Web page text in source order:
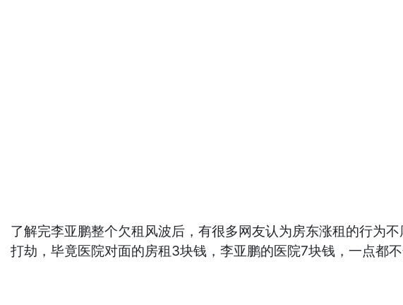
了解完李亚鹏整个欠租风波后，有很多网友认为房东涨租的行为
打劫，毕竟医院对面的房租3块钱，李亚鹏的医院7块钱，一点都